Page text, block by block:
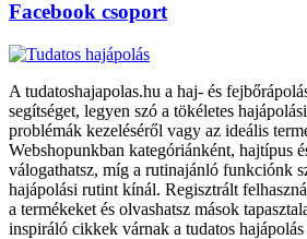
Facebook csoport
A tudatoshajapolas.hu a haj- és
segítséget, legyen szó a tökéletes
problémák kezeléséről vagy az ideális
Webshopunkban kategóriánként, hajtípus
válogathatsz, míg a rutinajánló funkciónk
hajápolási rutint kínál. Regisztrált
a termékeket és olvashatsz mások
inspiráló cikkek várnak a tudatos